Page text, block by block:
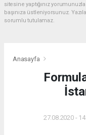
sitesine yaptığınız
başınıza üstleniyorsunuz.
sorumlu tutulamaz.
Anasayfa
27.08.2020 -